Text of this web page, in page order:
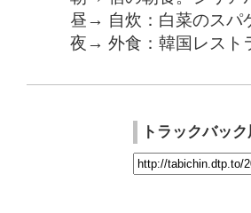
昼→ 自炊：白菜のスパ
夜→ 外食：韓国レスト
トラックバッ